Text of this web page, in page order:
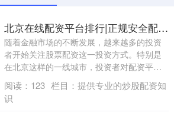
北京在线配资平台排行|正规安全配资公司推荐
随着金融市场的不断发展，越来越多的投资
者开始关注股票配资这一投资方式。特别是
在北京这样的一线城市，投资者对配资平台
的需求....
阅读： 123 栏目： 提供专业的炒股配资知
识